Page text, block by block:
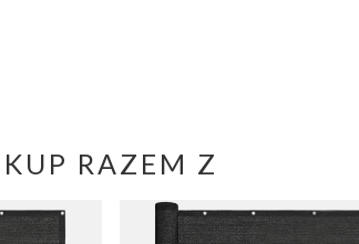
KUP RAZEM Z